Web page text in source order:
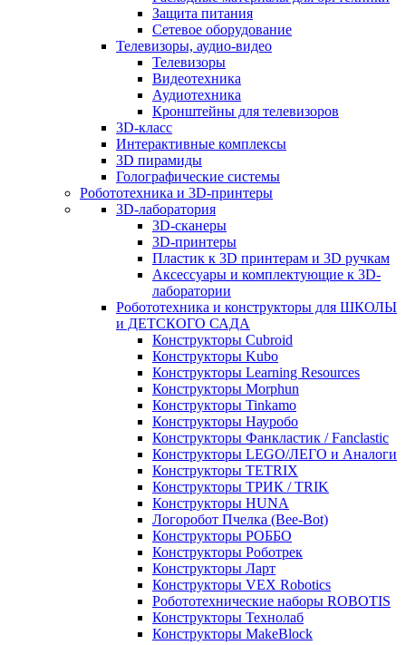
Защита питания
Сетевое оборудование
Телевизоры, аудио-видео
Телевизоры
Видеотехника
Аудиотехника
Кронштейны для телевизоров
3D-класс
Интерактивные комплексы
3D пирамиды
Голографические системы
Робототехника и 3D-принтеры
3D-лаборатория
3D-сканеры
3D-принтеры
Пластик к 3D принтерам и 3D ручкам
Аксессуары и комплектующие к 3D-
лаборатории
Робототехника и конструкторы для ШКОЛЫ
и ДЕТСКОГО САДА
Конструкторы Cubroid
Конструкторы Kubo
Конструкторы Learning Resources
Конструкторы Morphun
Конструкторы Tinkamo
Конструкторы Науробо
Конструкторы Фанкластик / Fanclastic
Конструкторы LEGO/ЛЕГО и Аналоги
Конструкторы TETRIX
Конструкторы ТРИК / TRIK
Конструкторы HUNA
Логоробот Пчелка (Bee-Bot)
Конструкторы РОББО
Конструкторы Роботрек
Конструкторы Ларт
Конструкторы VEX Robotics
Робототехнические наборы ROBOTIS
Конструкторы Технолаб
Конструкторы MakeBlock